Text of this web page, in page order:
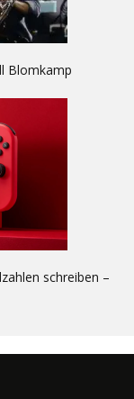
Blomkamp
schreiben –